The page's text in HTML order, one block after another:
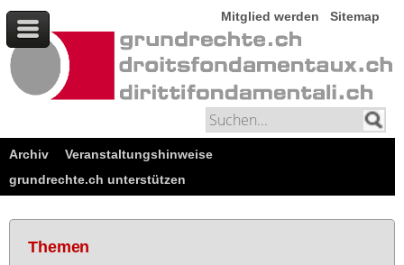
Mitglied werden Sitemap
Archiv
Veranstaltungshinweise
grundrechte.ch unterstützen
Themen